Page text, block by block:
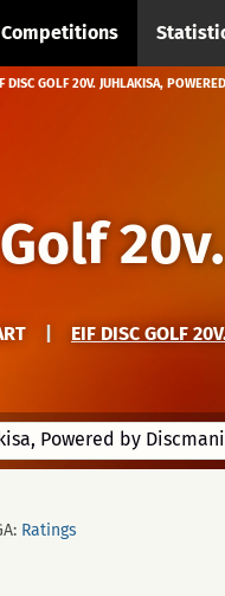
Competitions
DISC GOLF 20V. JUHLAKISA,
Golf
EIF DISC GOLF
Powered by
Ratings